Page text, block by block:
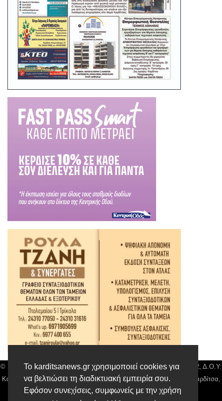
Το karditsanews.gr χρησιμοποιεί cookies για
να βελτιώσει τη διαδικτυακή εμπειρία σου.
Εφόσον συνεχίσεις, συμφωνείς με την χρήση
© Karditsa News | Διακριτικός Τίτλος: Orion Media, ΑΦΜ: 043750542, Δ.Ο.Υ:
Καρδίτσας, Αρ. Γεμή: 018804431000, Δ/νση: Διάκου 10 τ.κ 43132 Καρδίτσα,
Τηλ: 24410 42500, email:news@karditsanews.gr.